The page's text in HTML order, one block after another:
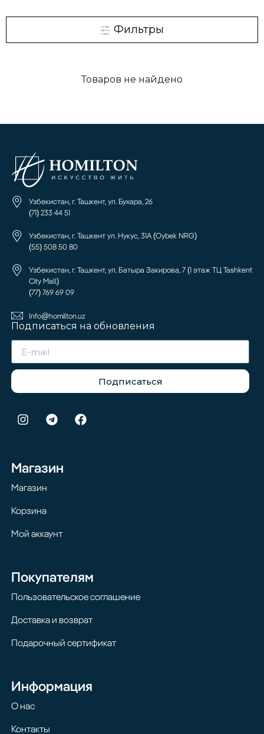
Фильтры
Товаров не найдено
Узбекистан, г. Ташкент, ул. Бухара, 26
(71) 233 44 51
Узбекистан, г. Ташкент ул. Нукус, 31А (Oybek NRG)
(55) 508 50 80
Узбекистан, г. Ташкент, ул. Батыра Закирова, 7 (1 этаж ТЦ Tashkent
City Mall)
(77) 769 69 09
Info@homilton.uz
Подписаться на обновления
Подписаться
Магазин
Магазин
Корзина
Мой аккаунт
Покупателям
Пользовательское соглашение
Доставка и возврат
Подарочный сертификат
Информация
О нас
Контакты